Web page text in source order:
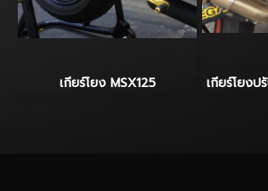
เกียร์โยง MSX125